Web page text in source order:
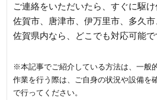
ご連絡をいただいたら、すぐに駆け
佐賀市、唐津市、伊万里市、多久
佐賀県内なら、どこでも対応可能で
※本記事でご紹介している方法は、一般
作業を行う際は、ご自身の状況や設備を
で行ってください。